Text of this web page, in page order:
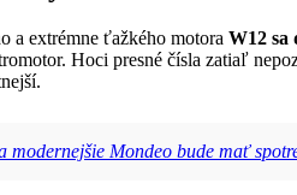
a extrémne ťažkého motora W12 sa
Hoci presné čísla zatiaľ
Mondeo bude mať